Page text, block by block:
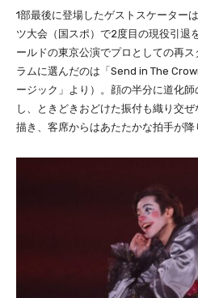
1部最後に登場したゲストスケーター
ツ大会（国スポ）で2度目の現役引退
ールドの東京公演でプロとしての再
ラムに選んだのは「Send in The
ージック」より）。顔の半分に道化
し、ときどきおどけた振付も織り交
描き、客席からはあたたかな拍手が降